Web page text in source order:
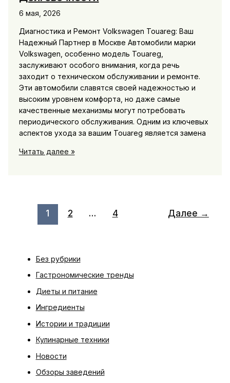
6 мая, 2026
Диагностика и Ремонт Volkswagen Touareg: Ваш
Надежный Партнер в Москве Автомобили марки
Volkswagen, особенно модель Touareg,
заслуживают особого внимания, когда речь
заходит о техническом обслуживании и ремонте.
Эти автомобили славятся своей надежностью и
высоким уровнем комфорта, но даже самые
качественные механизмы могут потребовать
периодического обслуживания. Одним из ключевых
аспектов ухода за вашим Touareg является замена
Замена
Долговечности
Читать далее »
1 2 … 4 Далее →
Без рубрики
Гастрономические тренды
Диеты и питание
Ингредиенты
Истории и традиции
Кулинарные техники
Новости
Обзоры заведений